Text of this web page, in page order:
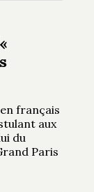
français
aux
du
Paris